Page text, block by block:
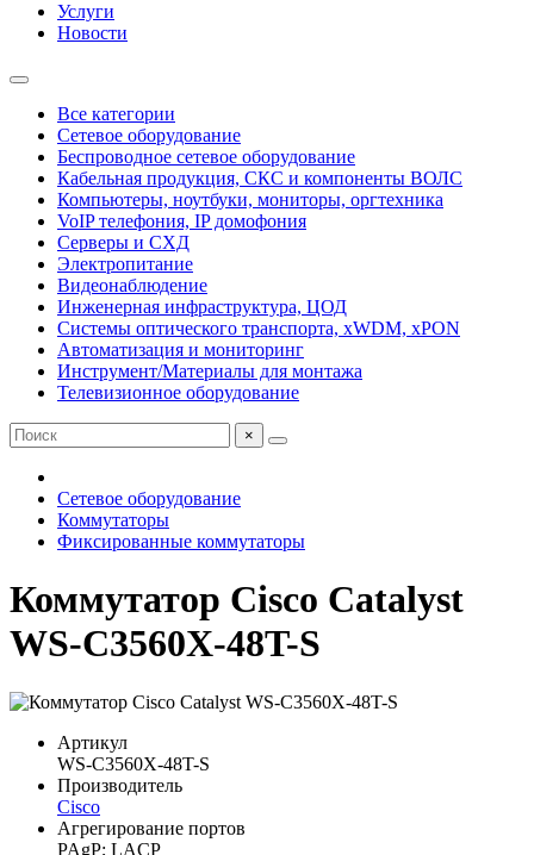
Услуги
Новости
Все категории
Сетевое оборудование
Беспроводное сетевое оборудование
Кабельная продукция, СКС и компоненты ВОЛС
Компьютеры, ноутбуки, мониторы, оргтехника
VoIP телефония, IP домофония
Серверы и СХД
Электропитание
Видеонаблюдение
Инженерная инфраструктура, ЦОД
Системы оптического транспорта, xWDM, xPON
Автоматизация и мониторинг
Инструмент/Материалы для монтажа
Телевизионное оборудование
×
Сетевое оборудование
Коммутаторы
Фиксированные коммутаторы
Коммутатор Cisco Catalyst
WS-C3560X-48T-S
Артикул
WS-C3560X-48T-S
Производитель
Cisco
Агрегирование портов
PAgP; LACP